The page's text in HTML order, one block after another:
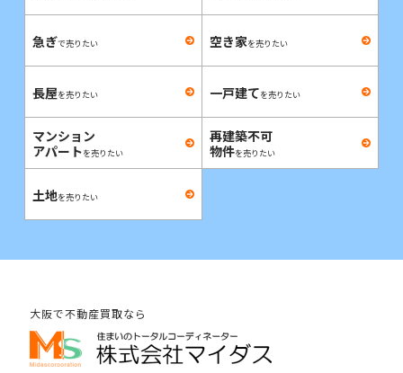
急ぎで売りたい 空き家を売りたい
長屋を売りたい 一戸建てを売りたい
マンション
アパートを売りたい
再建築不可
物件を売りたい
土地を売りたい
大阪で不動産買取なら